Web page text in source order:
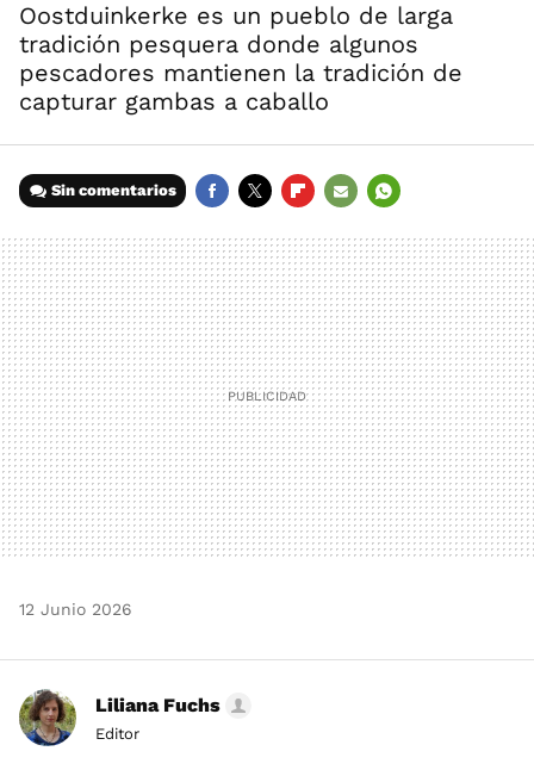
Oostduinkerke es un pueblo de larga
tradición pesquera donde algunos
pescadores mantienen la tradición de
capturar gambas a caballo
Sin comentarios
MAIL
12 Junio 2026
Liliana Fuchs
Editor